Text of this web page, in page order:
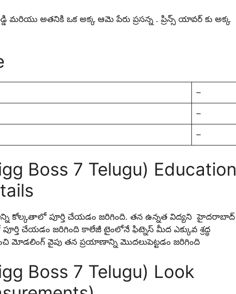
మరియు అతనికి ఒక అక్క ఆమె పేరు ప్రసన్న . ప్రిన్స్ యావర్ కు అక్క
–
–
–
Boss 7 Telugu) Education
కోల్కతాలో పూర్తి చేయడం జరిగింది. తన ఉన్నత విద్యని హైదరాబాద్
చేయడం జరిగింది కాలేజీ టైంలోనే ఫిట్నెస్ మీద ఎక్కువ శ్రద్ధ
మోడలింగ్ వైపు తన ప్రయాణాన్ని మొదలుపెట్టడం జరిగింది
Boss 7 Telugu) Look